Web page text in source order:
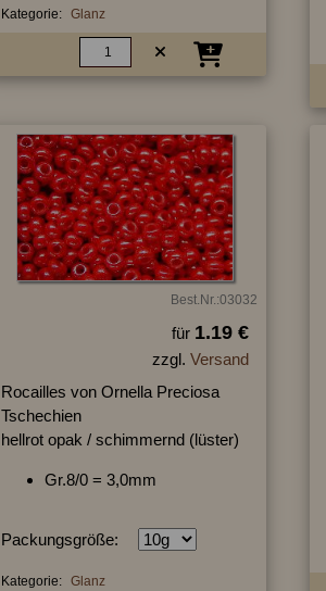
Kategorie: Glanz
Best.Nr.:03032
für 1.19 €
zzgl. Versand
Rocailles von Ornella Preciosa
Tschechien
hellrot opak / schimmernd (lüster)
Gr.8/0 = 3,0mm
Packungsgröße:
Kategorie: Glanz